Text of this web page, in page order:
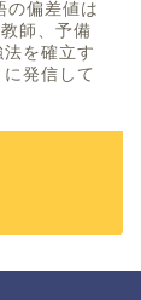
の偏差値は
師、予備
を確立す
発信して